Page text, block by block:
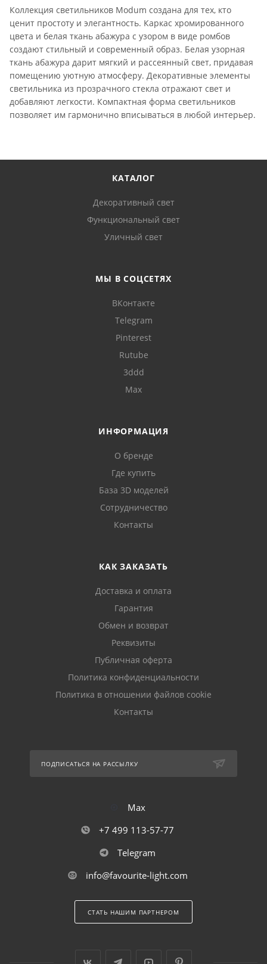
Коллекция светильников Modum создана для тех, кто
ценит простоту и элегантность. Каркас хромированного
цвета и белая ткань абажура с узором в виде ромбов
создают стильный и современный образ. Белая узорная
ткань абажура дарит мягкий и рассеянный свет, придавая
помещению уютную атмосферу. Декоративные элементы
светильника из прозрачного стекла отражают свет и
добавляют легкости. Компактная форма светильников
позволяет им гармонично вписываться в любой интерьер.
КАТАЛОГ
Декоративный свет
Функциональный свет
Уличный свет
МЫ В СОЦСЕТЯХ
ВКонтакте
Telegram
Pinterest
Rutube
3ddd
Max
ИНФОРМАЦИЯ
О бренде
Где купить
База 3D моделей
Сотрудничество
Контакты
КАК ЗАКАЗАТЬ
Доставка и оплата
Гарантия
Обмен и возврат
Реквизиты
Публичная оферта
Политика конфиденциальности
Политика в отношении файлов cookie
Контакты
ПОДПИСАТЬСЯ НА РАССЫЛКУ
Max
+7 499 113-57-77
Telegram
info@favourite-light.com
СТАТЬ НАШИМ ПАРТНЕРОМ